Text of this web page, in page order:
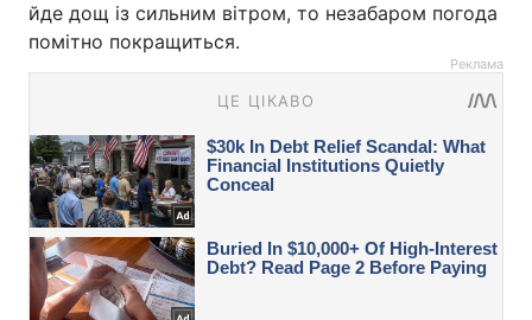
йде дощ із сильним вітром, то незабаром погода
помітно покращиться.
Реклама